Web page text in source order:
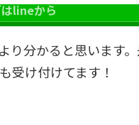
lineから
り分かると思います
受け付けてます！